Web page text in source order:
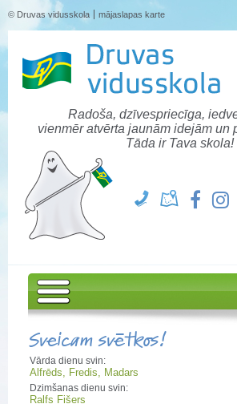
© Druvas vidusskola mājaslapas karte
Radoša, dzīvespriecīga,
vienmēr atvērta jaunām idejām un
Tāda ir Tava skola!
Sveicam svētkos!
Vārda dienu svin:
Alfrēds, Fredis, Madars
Dzimšanas dienu svin:
Ralfs Fišers